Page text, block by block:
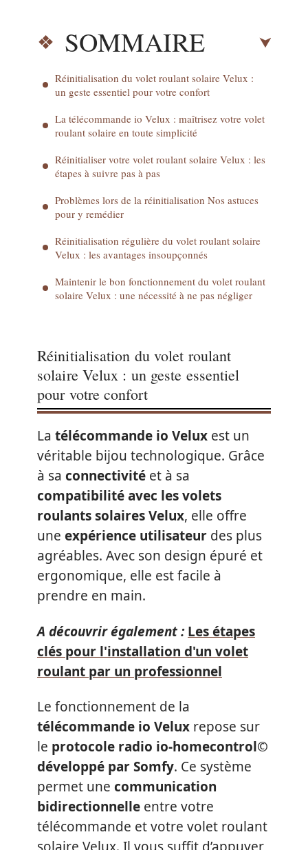
SOMMAIRE
Réinitialisation du volet roulant solaire Velux :
un geste essentiel pour votre confort
La télécommande io Velux : maîtrisez votre volet
roulant solaire en toute simplicité
Réinitialiser votre volet roulant solaire Velux : les
étapes à suivre pas à pas
Problèmes lors de la réinitialisation Nos astuces
pour y remédier
Réinitialisation régulière du volet roulant solaire
Velux : les avantages insoupçonnés
Maintenir le bon fonctionnement du volet roulant
solaire Velux : une nécessité à ne pas négliger
Réinitialisation du volet roulant
solaire Velux : un geste essentiel
pour votre confort
La télécommande io Velux est un
véritable bijou technologique. Grâce
à sa connectivité et à sa
compatibilité avec les volets
roulants solaires Velux, elle offre
une expérience utilisateur des plus
agréables. Avec son design épuré et
ergonomique, elle est facile à
prendre en main.
A découvrir également : Les étapes
clés pour l'installation d'un volet
roulant par un professionnel
Le fonctionnement de la
télécommande io Velux repose sur
le protocole radio io-homecontrol©
développé par Somfy. Ce système
permet une communication
bidirectionnelle entre votre
télécommande et votre volet roulant